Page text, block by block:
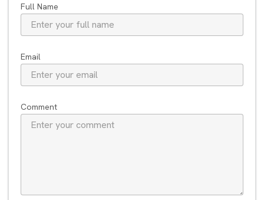
Full Name
Email
Comment